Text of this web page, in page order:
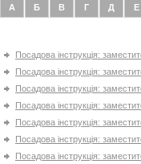
А Б В Г Д Е
Посадова інструкція:
Посадова інструкція:
Посадова інструкція:
Посадова інструкція:
Посадова інструкція:
Посадова інструкція:
Посадова інструкція: